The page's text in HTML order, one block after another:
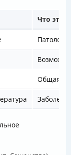
Что это
Общая